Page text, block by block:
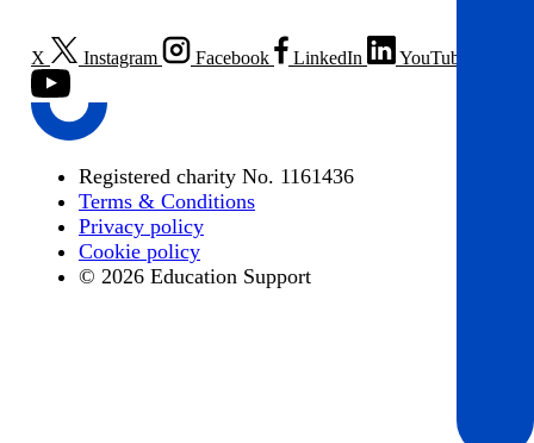
X Instagram Facebook LinkedIn YouTube
Registered charity No. 1161436
Terms & Conditions
Privacy policy
Cookie policy
© 2026 Education Support